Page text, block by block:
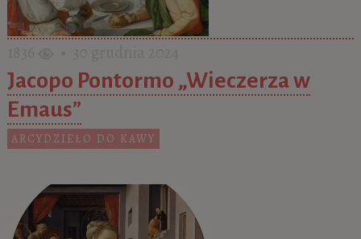
Jacopo Pontormo „Wieczerza w
Emaus”
ARCYDZIEŁO DO KAWY